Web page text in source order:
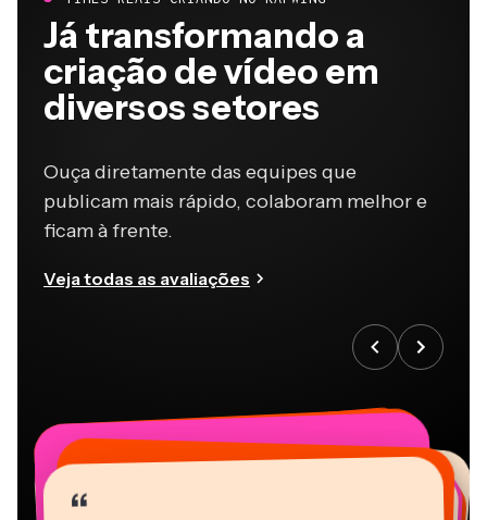
Já transformando a
criação de vídeo em
diversos setores
Ouça diretamente das equipes que
publicam mais rápido, colaboram melhor e
ficam à frente.
Veja todas as avaliações
“
“
“
“
“
“
“
“